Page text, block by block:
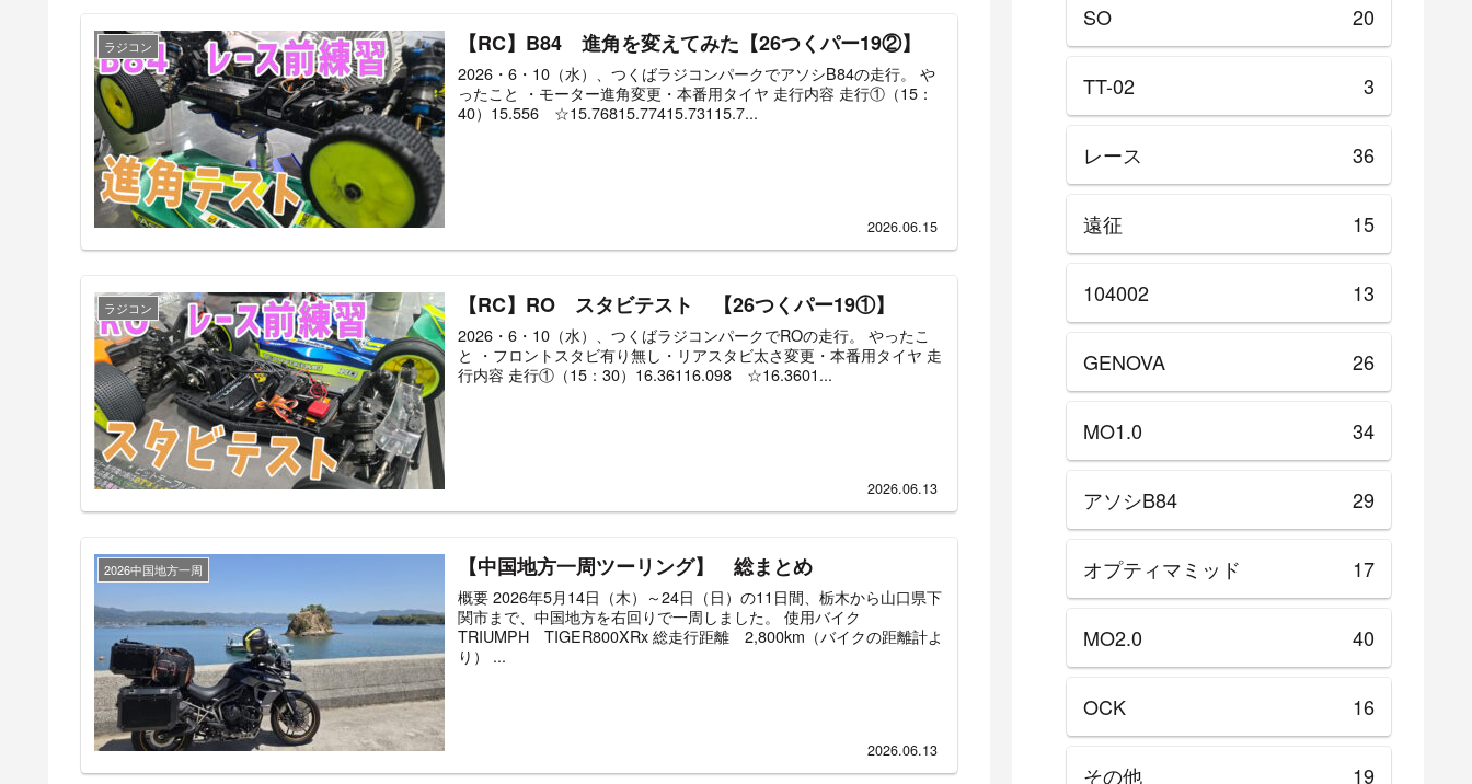
ラジコン 【RC】B84 進角を変えてみた【26つくパー19②】
2026・6・10（水）、つくばラジコンパークでアソシB84の走行。 や
ったこと ・モーター進角変更・本番用タイヤ 走行内容 走行①（15：
40）15.556 ☆15.76815.77415.73115.7...
2026.06.15
ラジコン 【RC】RO スタビテスト 【26つくパー19①】
2026・6・10（水）、つくばラジコンパークでROの走行。 やったこ
と ・フロントスタビ有り無し・リアスタビ太さ変更・本番用タイヤ 走
行内容 走行①（15：30）16.36116.098 ☆16.3601...
2026.06.13
2026中国地方一周 【中国地方一周ツーリング】 総まとめ
概要 2026年5月14日（木）～24日（日）の11日間、栃木から山口県下
関市まで、中国地方を右回りで一周しました。 使用バイク
TRIUMPH TIGER800XRx 総走行距離 2,800km（バイクの距離計よ
り） ...
2026.06.13
SO 20
TT-02 3
レース 36
遠征 15
104002 13
GENOVA 26
MO1.0 34
アソシB84 29
オプティマミッド 17
MO2.0 40
OCK 16
その他 19